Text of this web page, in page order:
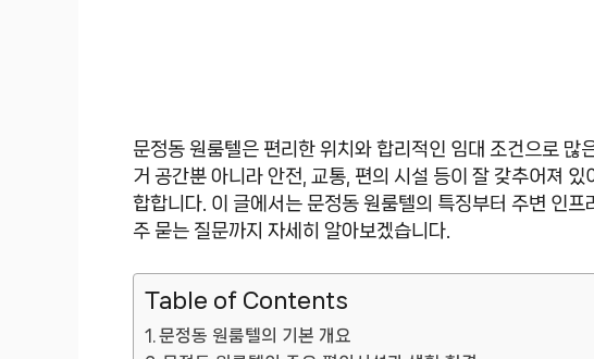
문정동 원룸텔은 편리한 위치와 합리적인 임대 조건으로 많
거 공간뿐 아니라 안전, 교통, 편의 시설 등이 잘 갖추어져
합합니다. 이 글에서는 문정동 원룸텔의 특징부터 주변 인
주 묻는 질문까지 자세히 알아보겠습니다.
Table of Contents
문정동 원룸텔의 기본 개요